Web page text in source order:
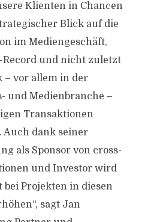
Klienten in Chancen
Blick auf die
im Mediengeschäft,
und nicht zuletzt
– vor allem in der
und Medienbranche –
Transaktionen
dank seiner
als Sponsor von cross-
und Investor wird
Projekten in diesen
sagt Jan